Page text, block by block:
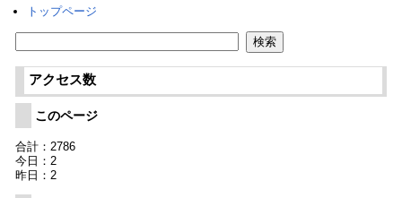
トップページ
アクセス数
このページ
合計：2786
今日：2
昨日：2